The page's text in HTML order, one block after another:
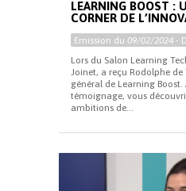
LEARNING BOOST :
CORNER DE
Emission du 09/02/2024 -
Lors du Salon Learning
Joinet, a reçu Rodolphe
général de Learning Boost.
témoignage, vous
ambitions de...